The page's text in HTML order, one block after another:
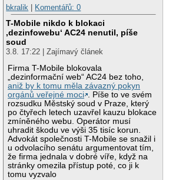
bkralik
Komentářů: 0
T-Mobile nikdo k blokaci
‚dezinfowebu‘ AC24 nenutil, píše
soud
3.8. 17:22 | Zajímavý článek
Firma T-Mobile blokovala
„dezinformační web“ AC24 bez toho,
aniž by k tomu měla závazný pokyn
orgánů veřejné moci . Píše to ve svém
rozsudku Městský soud v Praze, který
po čtyřech letech uzavřel kauzu blokace
zmíněného webu. Operátor musí
uhradit škodu ve výši 35 tisíc korun.
Advokát společnosti T-Mobile se snažil i
u odvolacího senátu argumentovat tím,
že firma jednala v dobré víře, když na
stránky omezila přístup poté, co ji k
tomu vyzvalo